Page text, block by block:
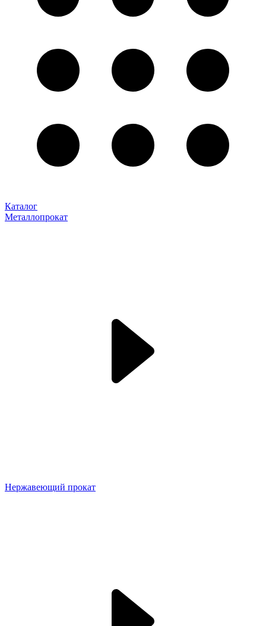
Каталог
Металлопрокат
Нержавеющий прокат